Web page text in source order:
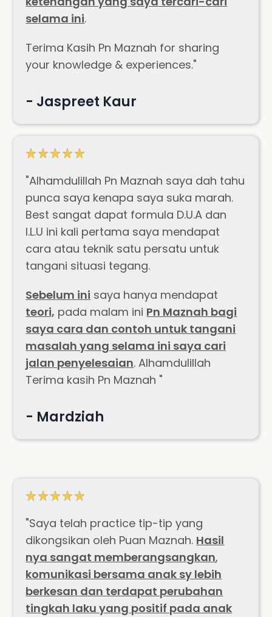
selama ini.
Terima Kasih Pn Maznah for sharing
your knowledge & experiences."
- Jaspreet Kaur
"Alhamdulillah Pn Maznah saya dah tahu
punca saya kenapa saya suka marah.
Best sangat dapat formula D.U.A dan
I.L.U ini kali pertama saya mendapat
cara atau teknik satu persatu untuk
tangani situasi tegang.
Sebelum ini saya hanya mendapat
teori, pada malam ini Pn Maznah bagi
saya cara dan contoh untuk tangani
masalah yang selama ini saya cari
jalan penyelesaian. Alhamdulillah
Terima kasih Pn Maznah "
- Mardziah
"Saya telah practice tip-tip yang
dikongsikan oleh Puan Maznah. Hasil
nya sangat memberangsangkan,
komunikasi bersama anak sy lebih
berkesan dan terdapat perubahan
tingkah laku yang positif pada anak